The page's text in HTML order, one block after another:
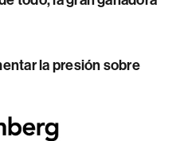
la presión sobre